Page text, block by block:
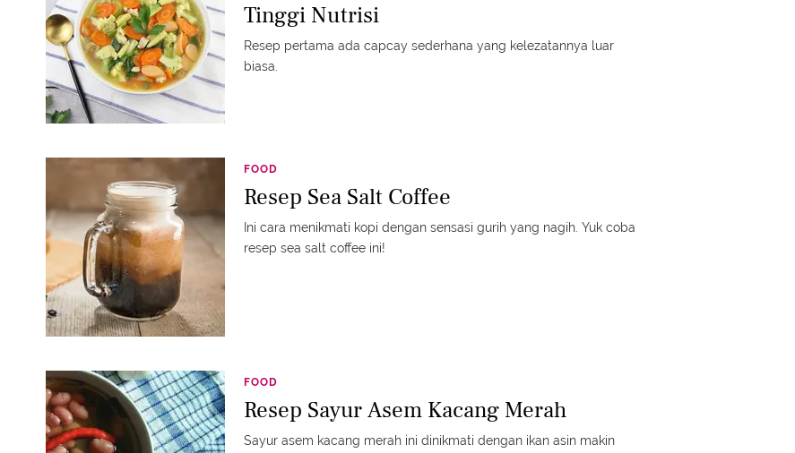
Tinggi Nutrisi
Resep pertama ada capcay sederhana yang kelezatannya luar
biasa.
FOOD
Resep Sea Salt Coffee
Ini cara menikmati kopi dengan sensasi gurih yang nagih. Yuk coba
resep sea salt coffee ini!
FOOD
Resep Sayur Asem Kacang Merah
Sayur asem kacang merah ini dinikmati dengan ikan asin makin